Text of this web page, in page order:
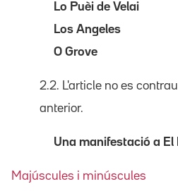
Lo Puèi de Velai
Los Angeles
O Grove
2.2. L'article no es
anterior.
Una manifestació a El
Majúscules i minúscules